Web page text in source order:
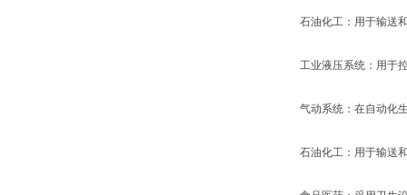
石油化工：用于输送
工业液压系统：用于
气动系统：在自动化
石油化工：用于输送